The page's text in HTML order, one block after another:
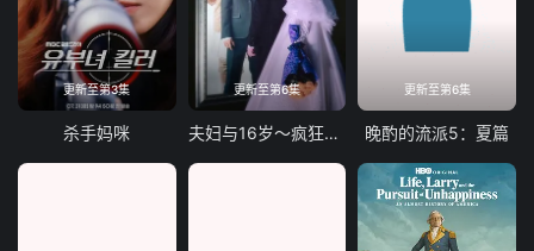
第57集 第58集 第59集
第61集 第62集 第63集
第69集 第70集 第71集 第72集
第76集
更新至第3集
杀手妈咪
更新至第6集
夫妇与16岁～疯狂的邻居～
更新至第6集
晚酌的流派5：夏篇